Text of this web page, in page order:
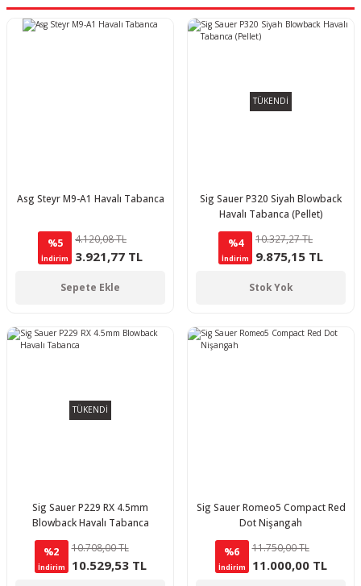
Asg Steyr M9-A1 Havalı Tabanca
%5
İndirim
4.120,08 TL
3.921,77 TL
Sepete Ekle
TÜKENDİ
Sig Sauer P320 Siyah Blowback
Havalı Tabanca (Pellet)
%4
İndirim
10.327,27 TL
9.875,15 TL
Stok Yok
TÜKENDİ
Sig Sauer P229 RX 4.5mm
Blowback Havalı Tabanca
%2
İndirim
10.708,00 TL
10.529,53 TL
Sig Sauer Romeo5 Compact Red
Dot Nişangah
%6
İndirim
11.750,00 TL
11.000,00 TL